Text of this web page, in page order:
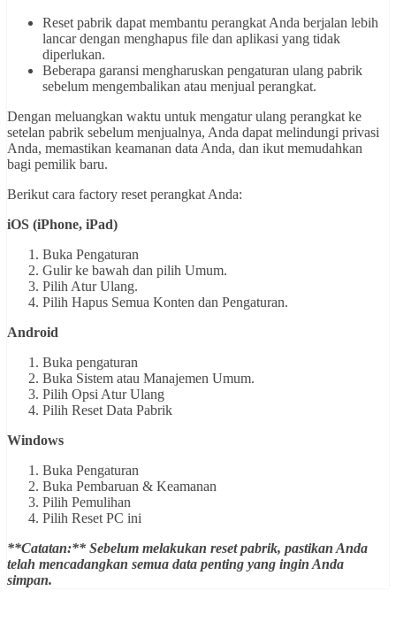
Reset pabrik dapat membantu perangkat Anda berjalan lebih
lancar dengan menghapus file dan aplikasi yang tidak
diperlukan.
Beberapa garansi mengharuskan pengaturan ulang pabrik
sebelum mengembalikan atau menjual perangkat.
Dengan meluangkan waktu untuk mengatur ulang perangkat ke
setelan pabrik sebelum menjualnya, Anda dapat melindungi privasi
Anda, memastikan keamanan data Anda, dan ikut memudahkan
bagi pemilik baru.
Berikut cara factory reset perangkat Anda:
iOS (iPhone, iPad)
Buka Pengaturan
Gulir ke bawah dan pilih Umum.
Pilih Atur Ulang.
Pilih Hapus Semua Konten dan Pengaturan.
Android
Buka pengaturan
Buka Sistem atau Manajemen Umum.
Pilih Opsi Atur Ulang
Pilih Reset Data Pabrik
Windows
Buka Pengaturan
Buka Pembaruan & Keamanan
Pilih Pemulihan
Pilih Reset PC ini
**Catatan:** Sebelum melakukan reset pabrik, pastikan Anda
telah mencadangkan semua data penting yang ingin Anda
simpan.